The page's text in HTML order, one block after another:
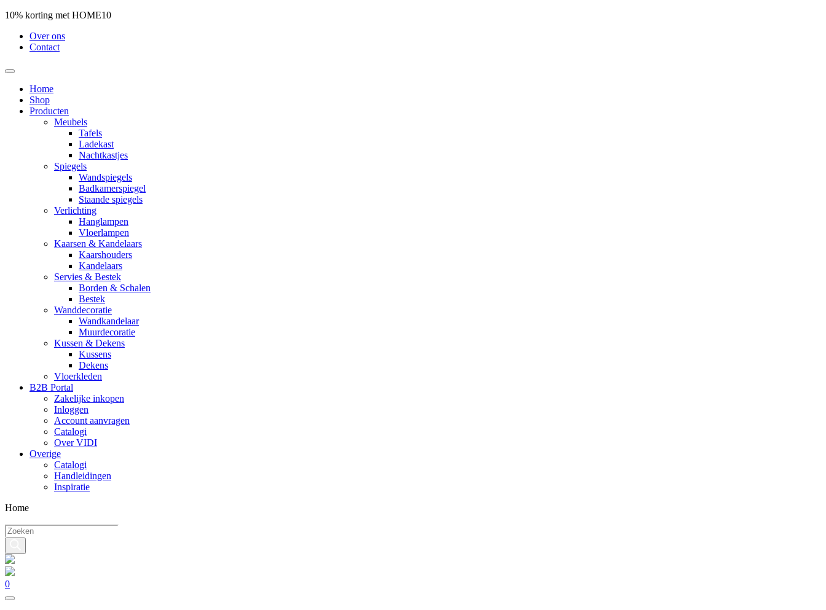
10% korting met HOME10
Over ons
Contact
Home
Shop
Producten
Meubels
Tafels
Ladekast
Nachtkastjes
Spiegels
Wandspiegels
Badkamerspiegel
Staande spiegels
Verlichting
Hanglampen
Vloerlampen
Kaarsen & Kandelaars
Kaarshouders
Kandelaars
Servies & Bestek
Borden & Schalen
Bestek
Wanddecoratie
Wandkandelaar
Muurdecoratie
Kussen & Dekens
Kussens
Dekens
Vloerkleden
B2B Portal
Zakelijke inkopen
Inloggen
Account aanvragen
Catalogi
Over VIDI
Overige
Catalogi
Handleidingen
Inspiratie
Home
Producten
zoeken
0